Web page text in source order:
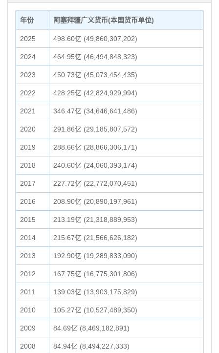
年份 阿塞拜疆广义货币(本国货币单位)
2025 498.60亿 (49,860,307,202)
2024 464.95亿 (46,494,848,323)
2023 450.73亿 (45,073,454,435)
2022 428.25亿 (42,824,929,994)
2021 346.47亿 (34,646,641,486)
2020 291.86亿 (29,185,807,572)
2019 288.66亿 (28,866,306,171)
2018 240.60亿 (24,060,393,174)
2017 227.72亿 (22,772,070,451)
2016 208.90亿 (20,890,197,961)
2015 213.19亿 (21,318,889,953)
2014 215.67亿 (21,566,626,182)
2013 192.90亿 (19,289,833,090)
2012 167.75亿 (16,775,301,806)
2011 139.03亿 (13,903,175,829)
2010 105.27亿 (10,527,489,350)
2009 84.69亿 (8,469,182,891)
2008 84.94亿 (8,494,227,333)